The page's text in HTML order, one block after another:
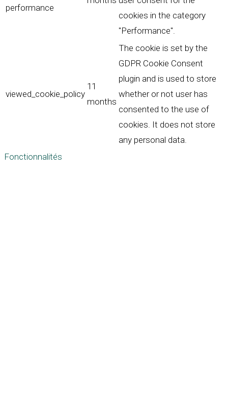
performance
cookies in the category
"Performance".
viewed_cookie_policy
11
months
The cookie is set by the
GDPR Cookie Consent
plugin and is used to store
whether or not user has
consented to the use of
cookies. It does not store
any personal data.
Fonctionnalités